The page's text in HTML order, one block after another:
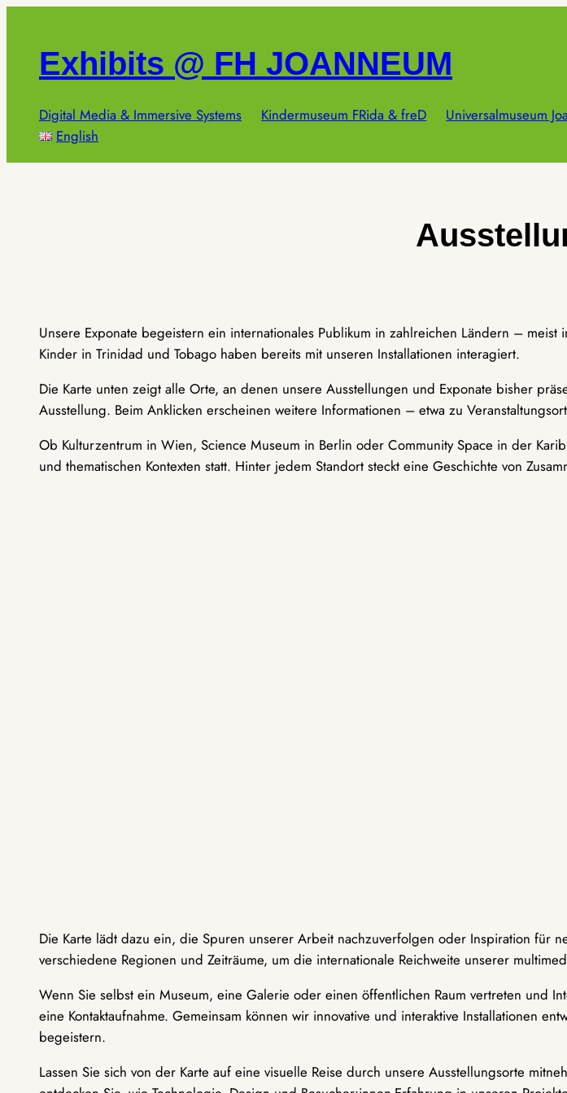
springenExhibits @ FH JOANNEUM
Digital Media & Immersive Systems Kindermuseum FRida & freD Universalmuseum
English
Unsere Exponate begeistern ein internationales Publikum in zahlreichen Ländern –
Kinder in Trinidad und Tobago haben bereits mit unseren Installationen interagiert.
Die Karte unten zeigt alle Orte, an denen unsere Ausstellungen und Exponate bisher
Ausstellung. Beim Anklicken erscheinen weitere Informationen – etwa zu
Ob Kulturzentrum in Wien, Science Museum in Berlin oder Community Space in der
und thematischen Kontexten statt. Hinter jedem Standort steckt eine Geschichte von
Die Karte lädt dazu ein, die Spuren unserer Arbeit nachzuverfolgen oder Inspiration für
verschiedene Regionen und Zeiträume, um die internationale Reichweite unserer
Wenn Sie selbst ein Museum, eine Galerie oder einen öffentlichen Raum vertreten und
eine Kontaktaufnahme. Gemeinsam können wir innovative und interaktive Installationen
begeistern.
Lassen Sie sich von der Karte auf eine visuelle Reise durch unsere Ausstellungsorte